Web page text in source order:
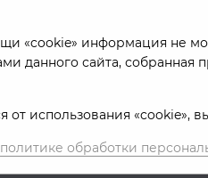
'26
«cookie» информация не
данного сайта, собранная
от использования «cookie»,
политике обработки